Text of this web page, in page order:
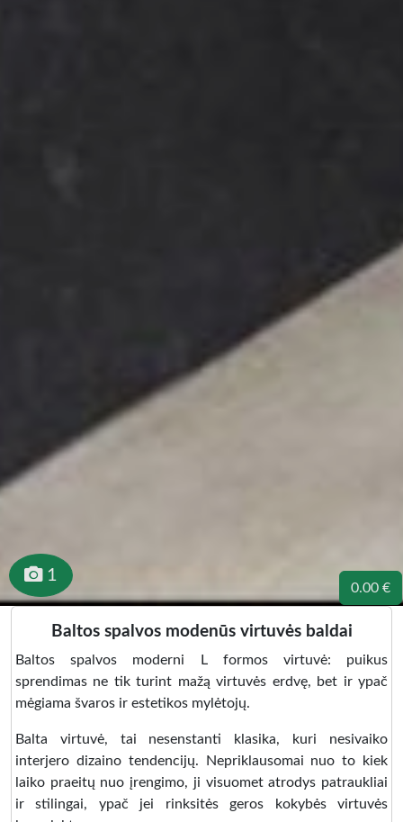
0.00 €
1
Baltos spalvos modenūs virtuvės baldai
Baltos spalvos moderni L formos virtuvė: puikus
sprendimas ne tik turint mažą virtuvės erdvę, bet ir ypač
mėgiama švaros ir estetikos mylėtojų.
Balta virtuvė, tai nesenstanti klasika, kuri nesivaiko
interjero dizaino tendencijų. Nepriklausomai nuo to kiek
laiko praeitų nuo įrengimo, ji visuomet atrodys patraukliai
ir stilingai, ypač jei rinksitės geros kokybės virtuvės